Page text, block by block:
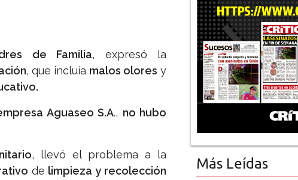
de Familia, expresó la
, que incluía malos olores y
Aguaseo S.A., no hubo
, llevó el problema a la
de limpieza y recolección
Más Leídas